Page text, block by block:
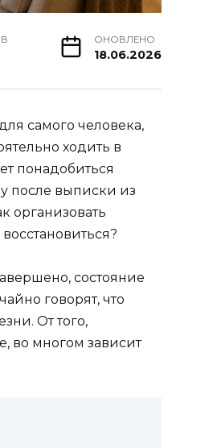
ОНОВЛЕНО
18.06.2026
самого человека,
ходить в
понадобиться
после выписки из
организовать
состояние
говорят, что
От того,
во многом зависит